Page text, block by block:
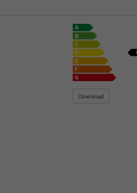
Download